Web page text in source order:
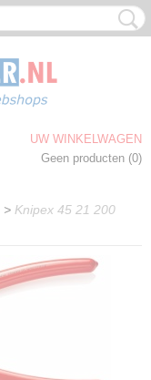
UW WINKELWAGEN
Geen producten (0)
> Knipex 45 21 200